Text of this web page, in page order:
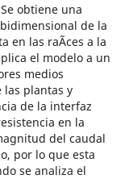
obtiene una
de la
en las raÃ­ces a la
el modelo a un
medios
las plantas y
de la interfaz
en la
del caudal
por lo que esta
se analiza el